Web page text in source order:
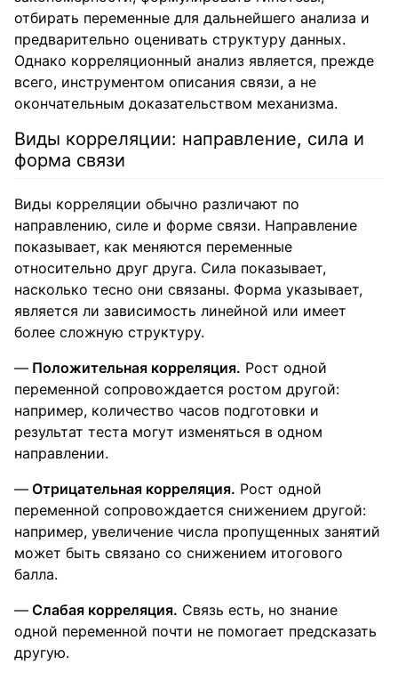
отбирать переменные для дальнейшего анализа и
предварительно оценивать структуру данных.
Однако корреляционный анализ является, прежде
всего, инструментом описания связи, а не
окончательным доказательством механизма.
Виды корреляции: направление, сила и
форма связи
Виды корреляции обычно различают по
направлению, силе и форме связи. Направление
показывает, как меняются переменные
относительно друг друга. Сила показывает,
насколько тесно они связаны. Форма указывает,
является ли зависимость линейной или имеет
более сложную структуру.
Положительная корреляция. Рост одной
переменной сопровождается ростом другой:
например, количество часов подготовки и
результат теста могут изменяться в одном
направлении.
Отрицательная корреляция. Рост одной
переменной сопровождается снижением другой:
например, увеличение числа пропущенных занятий
может быть связано со снижением итогового
балла.
Слабая корреляция. Связь есть, но знание
одной переменной почти не помогает предсказать
другую.